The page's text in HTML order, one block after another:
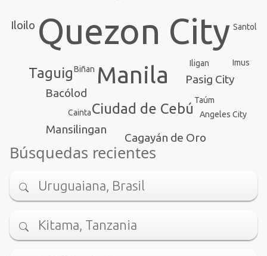
Quezon City
Manila
Ciudad de Cebú
Taguig Pasig City
Bacólod
Mansilingan
Cagayán de Oro
Iloilo
Iligan
Biñan
Angeles City
Santol
Cainta
Taúm
Imus
Búsquedas recientes
Uruguaiana, Brasil
Kitama, Tanzania